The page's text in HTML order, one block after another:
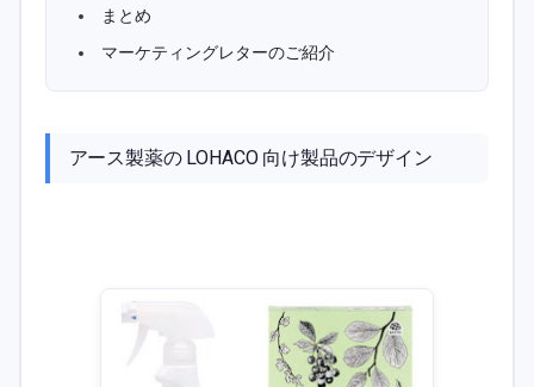
まとめ
マーケティングレターのご紹介
アース製薬の LOHACO 向け製品のデザイン